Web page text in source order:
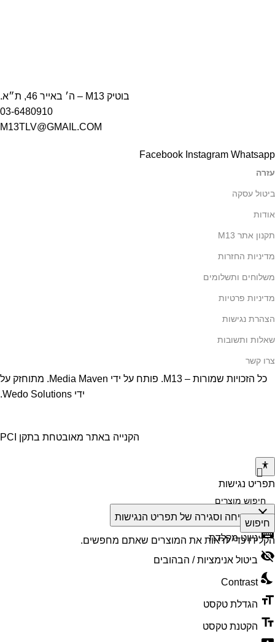
בוטיק M13 – ה׳ באייר 46, ת״א.
03-6480910
Facebook Instagram Whatsapp
עזרה
ביטול עסקה
אודות
תקנון אתר M13
מדיניות החזרות
משלוחים ותשלומים
מדיניות פרטיות
הצהרת נגישות
שאלות ותשובות
צרו קשר
כל הזכויות שמורות – M13. פותח על ידי Media Maven. מתוחזק על
ידי Wedo Solutions
.
הקנייה באתר מאובטחת בתקן PCI
חיפוש
הקלידו כדי לראות את המוצרים שאתם מחפשים.
תפריט נגישות
close פתיחה וסגירה של תפריט הנגישות
keyboard ניווט מקלדת
visibility_off ביטול אנימציות / הבהובים
nights_stay
Contrast
format_size הגדלת טקסט
text_fields הקטנת טקסט